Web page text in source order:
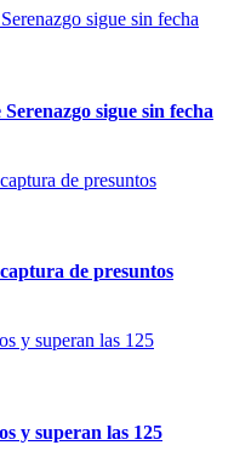
sigue sin fecha
de presuntos
y superan las 125